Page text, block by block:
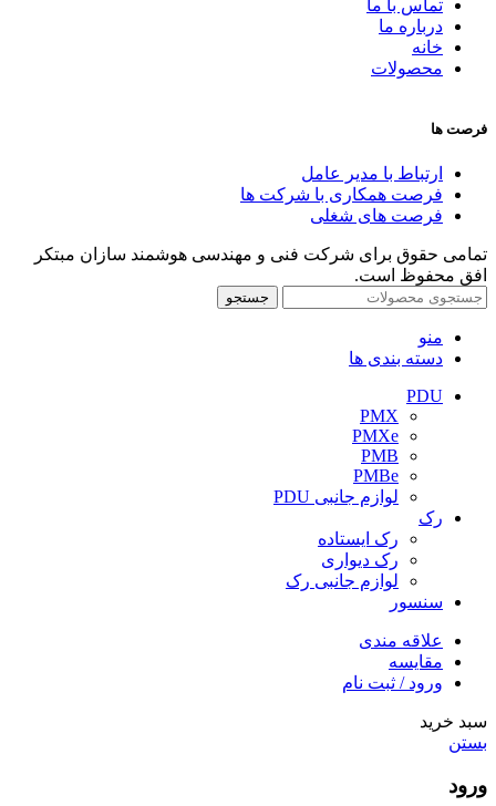
تماس با ما
درباره ما
خانه
محصولات
فرصت ها
ارتباط با مدیر عامل
فرصت همکاری با شرکت ها
فرصت های شغلی
تمامی حقوق برای شرکت فنی و مهندسی هوشمند سازان مبتکر
افق محفوظ است.
جستجو
منو
دسته بندی ها
PDU
PMX
PMXe
PMB
PMBe
لوازم جانبی PDU
رک
رک ایستاده
رک دیواری
لوازم جانبی رک
سنسور
علاقه مندی
مقایسه
ورود / ثبت نام
سبد خرید
بستن
ورود